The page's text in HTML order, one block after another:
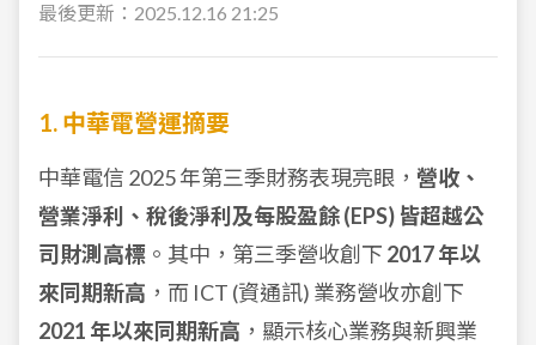
最後更新： 2025.12.16 21:25
1. 中華電營運摘要
中華電信 2025 年第三季財務表現亮眼， 營收、
營業淨利、稅後淨利及每股盈餘 (EPS) 皆超越公
司財測高標 。其中，第三季營收創下 2017 年以
來同期新高 ，而 ICT (資通訊) 業務營收亦創下
2021 年以來同期新高 ，顯示核心業務與新興業